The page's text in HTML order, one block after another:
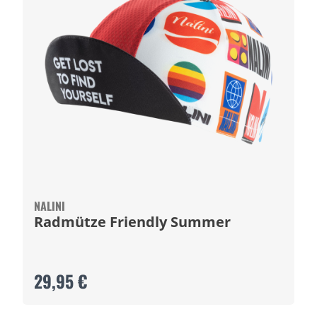
NALINI
Radmütze Friendly Summer
29,95 €